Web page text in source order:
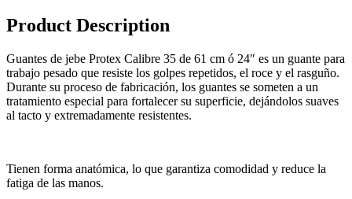
Product Description
Guantes de jebe Protex Calibre 35 de 61 cm ó 24″ es un guante para
trabajo pesado que resiste los golpes repetidos, el roce y el rasguño.
Durante su proceso de fabricación, los guantes se someten a un
tratamiento especial para fortalecer su superficie, dejándolos suaves
al tacto y extremadamente resistentes.
Tienen forma anatómica, lo que garantiza comodidad y reduce la
fatiga de las manos.